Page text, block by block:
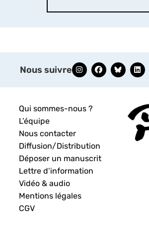
Nous suivre
Qui sommes-nous ?
L’équipe
Nous contacter
Diffusion/Distribution
Déposer un manuscrit
Lettre d’information
Vidéo & audio
Mentions légales
CGV